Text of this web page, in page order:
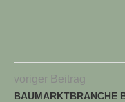
voriger Beitrag
BAUMARKTBRANCHE